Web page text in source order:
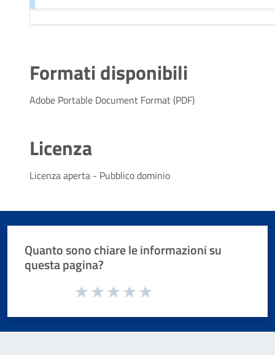
Formati disponibili
Adobe Portable Document Format (PDF)
Licenza
Licenza aperta - Pubblico dominio
Quanto sono chiare le informazioni su
questa pagina?
Valuta da 1 a 5 stelle la pagina